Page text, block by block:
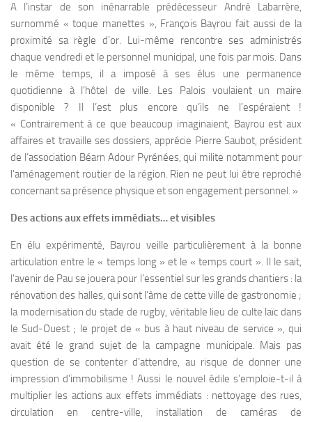
A l’instar de son inénarrable prédécesseur André Labarrère,
surnommé « toque manettes », François Bayrou fait aussi de la
proximité sa règle d’or. Lui-même rencontre ses administrés
chaque vendredi et le personnel municipal, une fois par mois. Dans
le même temps, il a imposé à ses élus une permanence
quotidienne à l’hôtel de ville. Les Palois voulaient un maire
disponible ? Il l’est plus encore qu’ils ne l’espéraient !
« Contrairement à ce que beaucoup imaginaient, Bayrou est aux
affaires et travaille ses dossiers, apprécie Pierre Saubot, président
de l’association Béarn Adour Pyrénées, qui milite notamment pour
l’aménagement routier de la région. Rien ne peut lui être reproché
concernant sa présence physique et son engagement personnel. »
Des actions aux effets immédiats… et visibles
En élu expérimenté, Bayrou veille particulièrement à la bonne
articulation entre le « temps long » et le « temps court ». Il le sait,
l’avenir de Pau se jouera pour l’essentiel sur les grands chantiers : la
rénovation des halles, qui sont l’âme de cette ville de gastronomie ;
la modernisation du stade de rugby, véritable lieu de culte laïc dans
le Sud-Ouest ; le projet de « bus à haut niveau de service », qui
avait été le grand sujet de la campagne municipale. Mais pas
question de se contenter d’attendre, au risque de donner une
impression d’immobilisme ! Aussi le nouvel édile s’emploie-t-il à
multiplier les actions aux effets immédiats : nettoyage des rues,
circulation en centre-ville, installation de caméras de